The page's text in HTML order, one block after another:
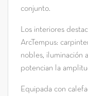
conjunto.
Los interiores
ArcTempus:
nobles, iluminación
potencian la
Equipada con